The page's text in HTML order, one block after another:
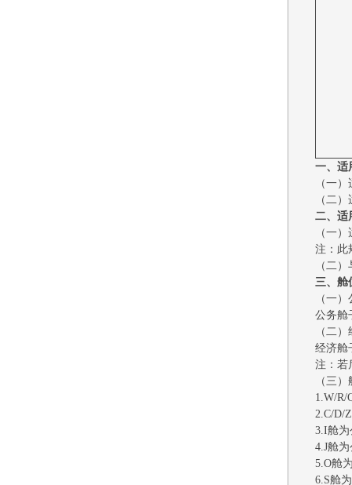
一、适
（一
（二
二、适
（一
注：此
（二
三、舱
（一
公务舱
（二
经济舱
注：若
（三
1.W/R/
2.C/D/
3.I舱为
4.J舱
5.O舱
6.S舱